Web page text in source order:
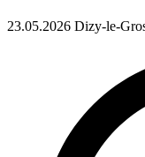
23.05.2026 Dizy-le-